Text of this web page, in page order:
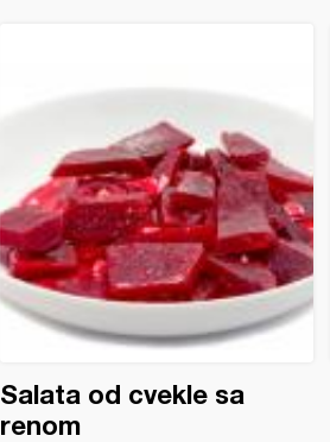
Salata od cvekle sa
renom